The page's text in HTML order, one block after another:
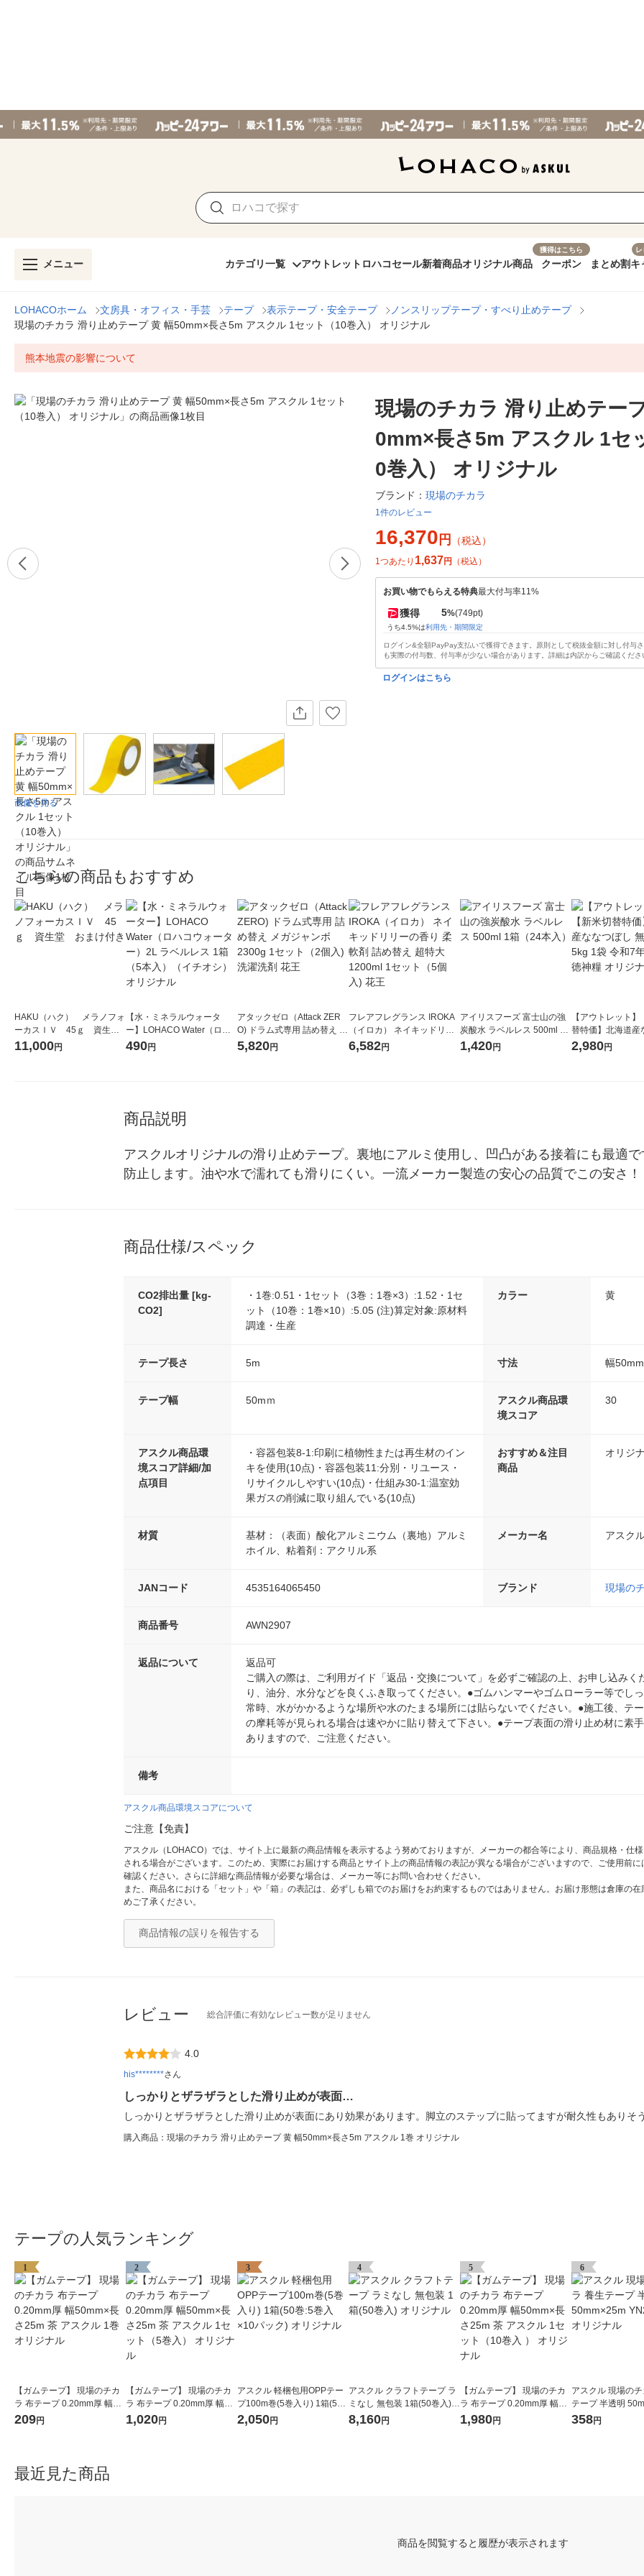
メニュー カテゴリ一覧 アウトレット ロハコセール新着商品オリジナル商品
獲得はこちら
クーポン まとめ割キ
LOHACOホーム 文房具・オフィス・手芸 テープ 表示テープ・安全テープ
ノンスリップテープ・すべり止めテープ
現場のチカラ 滑り止めテープ 黄 幅50mm×長さ5m アスクル 1セット（10巻入） オリジナル
熊本地震の影響について
画像を見る
現場のチカラ 滑り止めテー
0mm×長さ5m アスクル 1セ
0巻入） オリジナル
ブランド： 現場のチカラ
1件のレビュー
16,370 円 （税込）
1つあたり 1,637円 （税込）
お買い物でもらえる特典最大付与率11%
獲得 5%(749pt)
うち4.5%は利用先・期間限定
ログイン&全額PayPay支払いで獲得できます。原則として税抜金額に対し付与
も実際の付与数、付与率が少ない場合があります。詳細は内訳からご確認くださ
ログインはこちら
こちらの商品もおすすめ
HAKU（ハク） メラノフォ
ーカスＩＶ 45ｇ 資生
堂 おまけ付き
11,000円
【水・ミネラルウォータ
ー】LOHACO Water（ロハ
コウォーター）2L ラベルレ
490円
アタックゼロ（Attack ZER
O) ドラム式専用 詰め替え メ
ガジャンボ 2300g 1セット
5,820円
フレアフレグランス IROKA
（イロカ） ネイキッドリリ
ーの香り 柔軟剤 詰め替え 超
6,582円
アイリスフーズ 富士山の強
炭酸水 ラベルレス 500ml 1
箱（24本入）
1,420円
【アウトレット】
替特価】北海道産
し 無洗米 5kg 1袋
2,980円
商品説明
アスクルオリジナルの滑り止めテープ。裏地にアルミ使用し、凹凸がある接着にも最適
防止します。油や水で濡れても滑りにくい。一流メーカー製造の安心の品質でこの安さ
商品仕様/スペック
CO2排出量 [kg-
CO2]
・1巻:0.51・1セット（3巻：1巻×3）:1.52・1セ
ット（10巻：1巻×10）:5.05 (注)算定対象:原材料
調達・生産
カラー 黄
テープ長さ 5m 寸法 幅
テープ幅 50mｍ
アスクル商品環
境スコア
30
アスクル商品環
境スコア詳細/加
点項目
・容器包装8-1:印刷に植物性または再生材のイン
キを使用(10点)・容器包装11:分別・リユース・
リサイクルしやすい(10点)・仕組み30-1:温室効
果ガスの削減に取り組んでいる(10点)
おすすめ＆注目
商品
オリジ
材質
基材：（表面）酸化アルミニウム（裏地）アルミ
ホイル、粘着剤：アクリル系
メーカー名 アスク
JANコード 4535164065450 ブランド 現場の
商品番号 AWN2907
返品について
返品可
ご購入の際は、ご利用ガイド「返品・交換について」を必ずご確認の上、お申し込みく
り、油分、水分などを良くふき取ってください。●ゴムハンマーやゴムローラー等でし
常時、水がかかるような場所や水のたまる場所には貼らないでください。●施工後、テ
の摩耗等が見られる場合は速やかに貼り替えて下さい。●テープ表面の滑り止め材に素
ありますので、ご注意ください。
備考
アスクル商品環境スコアについて
ご注意【免責】
アスクル（LOHACO）では、サイト上に最新の商品情報を表示するよう努めておりますが、メーカーの都合等により、商品規格・仕
される場合がございます。このため、実際にお届けする商品とサイト上の商品情報の表記が異なる場合がございますので、ご使用前
確認ください。さらに詳細な商品情報が必要な場合は、メーカー等にお問い合わせください。
また、商品名における「セット」や「箱」の表記は、必ずしも箱でのお届けをお約束するものではありません。お届け形態は倉庫の
めご了承ください。
商品情報の誤りを報告する
レビュー 総合評価に有効なレビュー数が足りません
4.0
his********さん
しっかりとザラザラとした滑り止めが表面…
しっかりとザラザラとした滑り止めが表面にあり効果があります。脚立のステップに貼ってますが耐久性もありそ
購入商品：現場のチカラ 滑り止めテープ 黄 幅50mm×長さ5m アスクル 1巻 オリジナル
テープの人気ランキング
1
【ガムテープ】 現場のチカ
ラ 布テープ 0.20mm厚 幅50
mm×長さ25m 茶 アスクル 1
209円
2
【ガムテープ】 現場のチカ
ラ 布テープ 0.20mm厚 幅50
mm×長さ25m 茶 アスクル 1
1,020円
3
アスクル 軽梱包用OPPテー
プ100m巻(5巻入り) 1箱(50
巻:5巻入×10パック) オリジ
2,050円
4
アスクル クラフトテープ ラ
ミなし 無包装 1箱(50巻入)
オリジナル
8,160円
5
【ガムテープ】 現場のチカ
ラ 布テープ 0.20mm厚 幅50
mm×長さ25m 茶 アスクル 1
1,980円
6
アスクル 現場の
テープ 半透明
N25R 1巻 オリジナ
358円
最近見た商品
商品を閲覧すると履歴が表示されます